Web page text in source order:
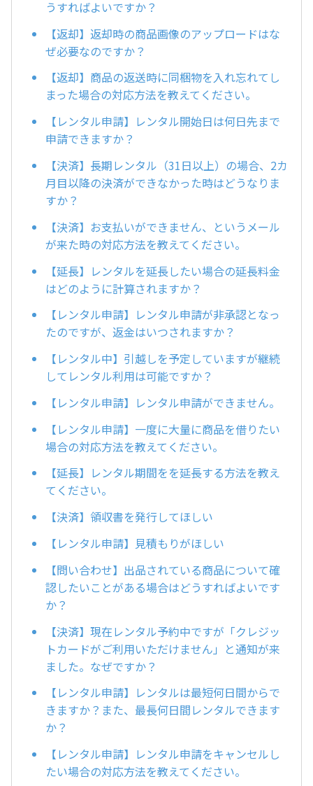
うすればよいですか？
【返却】返却時の商品画像のアップロードはな
ぜ必要なのですか？
【返却】商品の返送時に同梱物を入れ忘れてし
まった場合の対応方法を教えてください。
【レンタル申請】レンタル開始日は何日先まで
申請できますか？
【決済】長期レンタル（31日以上）の場合、2カ
月目以降の決済ができなかった時はどうなりま
すか？
【決済】お支払いができません、というメール
が来た時の対応方法を教えてください。
【延長】レンタルを延長したい場合の延長料金
はどのように計算されますか？
【レンタル申請】レンタル申請が非承認となっ
たのですが、返金はいつされますか？
【レンタル中】引越しを予定していますが継続
してレンタル利用は可能ですか？
【レンタル申請】レンタル申請ができません。
【レンタル申請】一度に大量に商品を借りたい
場合の対応方法を教えてください。
【延長】レンタル期間をを延長する方法を教え
てください。
【決済】領収書を発行してほしい
【レンタル申請】見積もりがほしい
【問い合わせ】出品されている商品について確
認したいことがある場合はどうすればよいです
か？
【決済】現在レンタル予約中ですが「クレジッ
トカードがご利用いただけません」と通知が来
ました。なぜですか？
【レンタル申請】レンタルは最短何日間からで
きますか？また、最長何日間レンタルできます
か？
【レンタル申請】レンタル申請をキャンセルし
たい場合の対応方法を教えてください。